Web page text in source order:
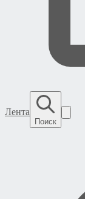
Лента
Поиск